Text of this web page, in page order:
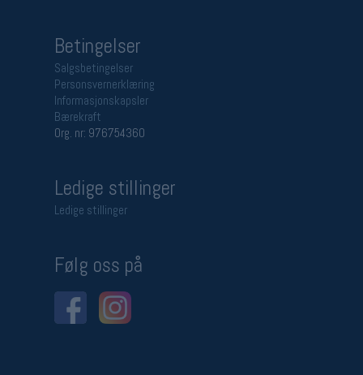
Betingelser
Salgsbetingelser
Personsvernerklæring
Informasjonskapsler
Bærekraft
Org. nr: 976754360
Ledige stillinger
Ledige stillinger
Følg oss på